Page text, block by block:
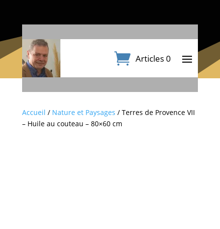
Articles 0
Accueil / Nature et Paysages / Terres de Provence VII
– Huile au couteau – 80×60 cm